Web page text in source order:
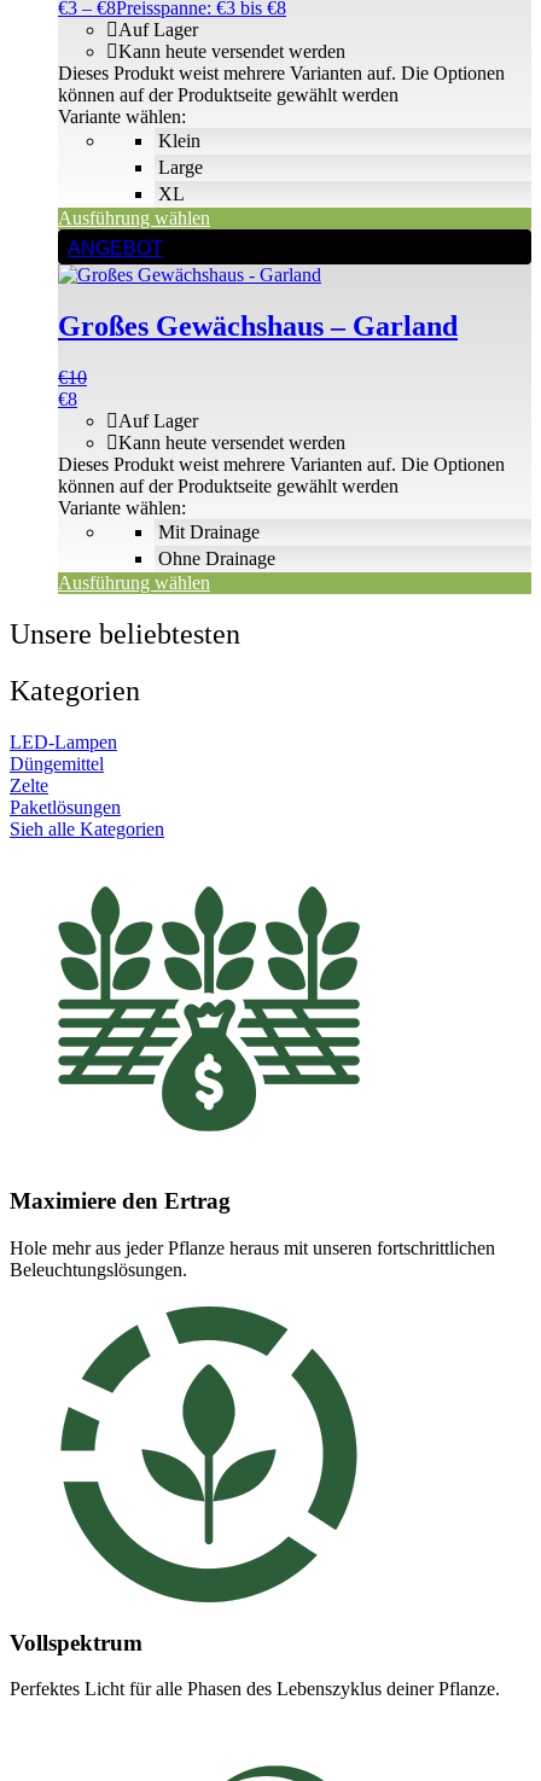
€3 – €8Preisspanne: €3 bis €8
Klein
Large
XL
Auf Lager
Kann heute versendet werden
Variante wählen:
Ausführung wählen
Dieses Produkt weist mehrere Varianten auf. Die Optionen
können auf der Produktseite gewählt werden
ANGEBOT
Großes Gewächshaus – Garland
€10
€8
Mit Drainage
Ohne Drainage
Auf Lager
Kann heute versendet werden
Variante wählen:
Ausführung wählen
Dieses Produkt weist mehrere Varianten auf. Die Optionen
können auf der Produktseite gewählt werden
Unsere beliebtesten
Kategorien
LED-Lampen
Düngemittel
Zelte
Paketlösungen
Sieh alle Kategorien
Maximiere den Ertrag
Hole mehr aus jeder Pflanze heraus mit unseren fortschrittlichen
Beleuchtungslösungen.
Vollspektrum
Perfektes Licht für alle Phasen des Lebenszyklus deiner Pflanze.